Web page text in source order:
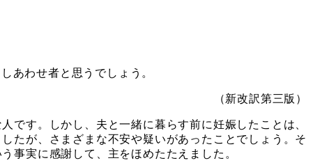
あわせ者と思うでしょう。
（新改訳第三版）
す。しかし、夫と一緒に暮らす前に妊娠したことは、
たが、さまざまな不安や疑いがあったことでしょう。そ
事実に感謝して、主をほめたたえました。